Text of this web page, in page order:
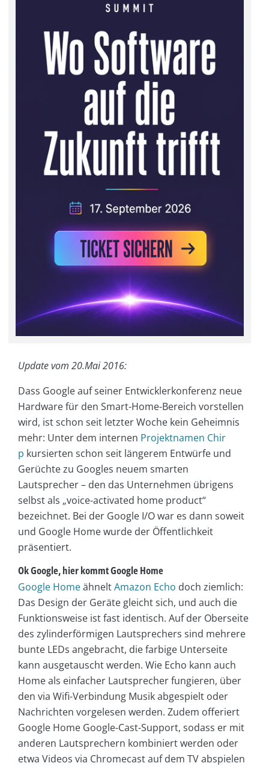
Update vom 20.Mai 2016:
Dass Google auf seiner Entwicklerkonferenz neue
Hardware für den Smart-Home-Bereich vorstellen
wird, ist schon seit letzter Woche kein Geheimnis
mehr: Unter dem internen Projektnamen Chir
p kursierten schon seit längerem Entwürfe und
Gerüchte zu Googles neuem smarten
Lautsprecher – den das Unternehmen übrigens
selbst als „voice-activated home product“
bezeichnet. Bei der Google I/O war es dann soweit
und Google Home wurde der Öffentlichkeit
präsentiert.
Ok Google, hier kommt Google Home
Google HomeähneltAmazon Echo doch ziemlich:
Das Design der Geräte gleicht sich, und auch die
Funktionsweise ist fast identisch. Auf der Oberseite
des zylinderförmigen Lautsprechers sind mehrere
bunte LEDs angebracht, die farbige Unterseite
kann ausgetauscht werden. Wie Echo kann auch
Home als einfacher Lautsprecher fungieren, über
den via Wifi-Verbindung Musik abgespielt oder
Nachrichten vorgelesen werden. Zudem offeriert
Google Home Google-Cast-Support, sodass er mit
anderen Lautsprechern kombiniert werden oder
etwa Videos via Chromecast auf dem TV abspielen